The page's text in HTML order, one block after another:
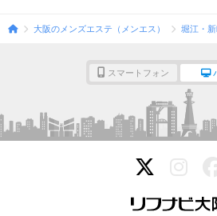
大阪のメンズエステ（メンエス） 堀江・
スマートフォン